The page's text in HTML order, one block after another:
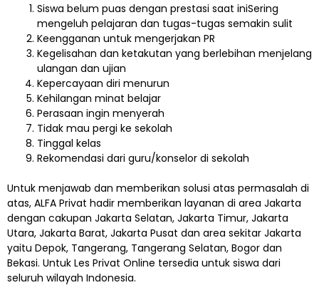
Siswa belum puas dengan prestasi saat iniSering
mengeluh pelajaran dan tugas-tugas semakin sulit
Keengganan untuk mengerjakan PR
Kegelisahan dan ketakutan yang berlebihan menjelang
ulangan dan ujian
Kepercayaan diri menurun
Kehilangan minat belajar
Perasaan ingin menyerah
Tidak mau pergi ke sekolah
Tinggal kelas
Rekomendasi dari guru/konselor di sekolah
Untuk menjawab dan memberikan solusi atas permasalah di
atas, ALFA Privat hadir memberikan layanan di area Jakarta
dengan cakupan Jakarta Selatan, Jakarta Timur, Jakarta
Utara, Jakarta Barat, Jakarta Pusat dan area sekitar Jakarta
yaitu Depok, Tangerang, Tangerang Selatan, Bogor dan
Bekasi. Untuk Les Privat Online tersedia untuk siswa dari
seluruh wilayah Indonesia.